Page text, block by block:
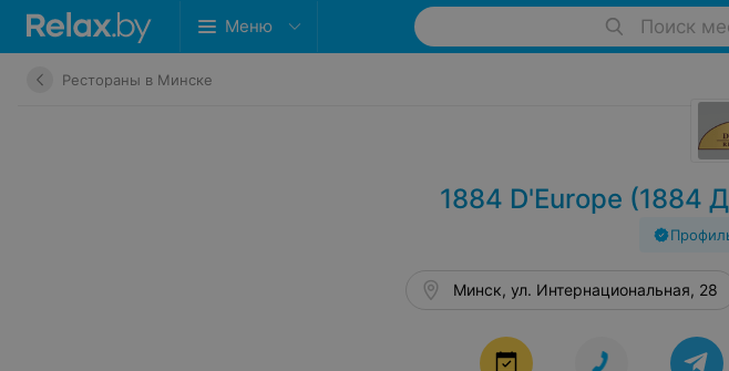
Меню Поиск
Рестораны в Минске
1884 D'Europe (1884
Минск, ул. Интернациональная, 28